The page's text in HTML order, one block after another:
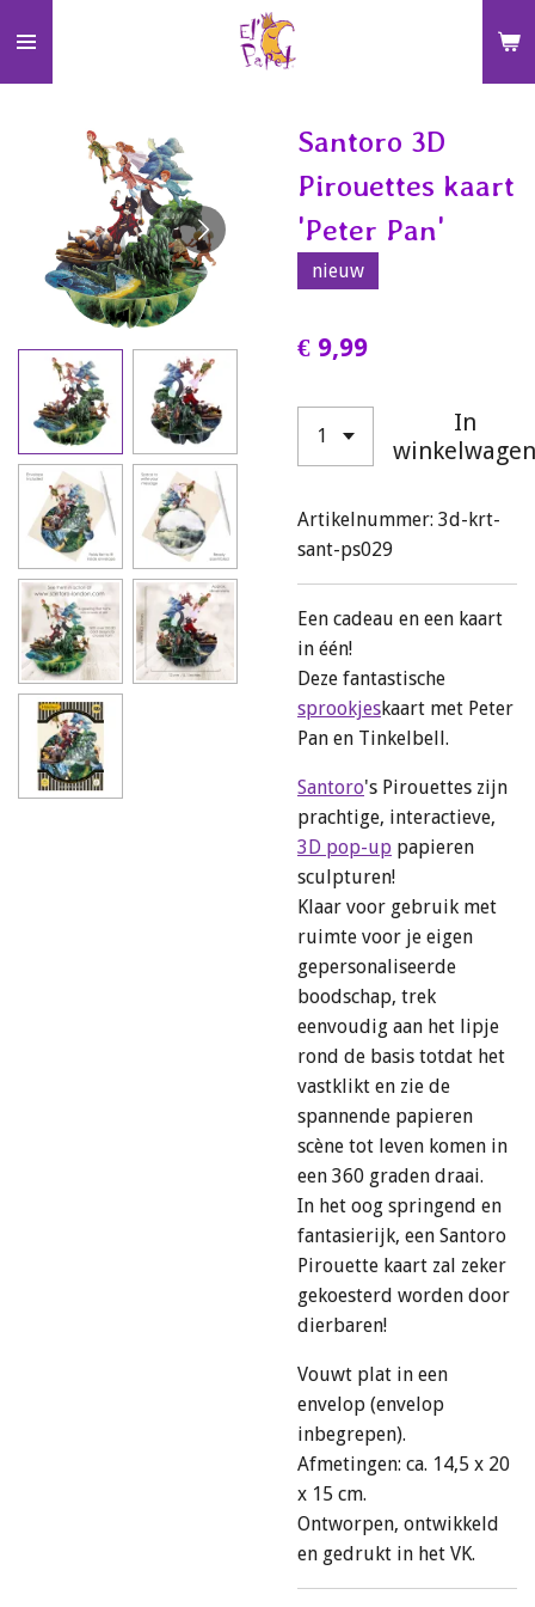
direct
naar
hoofdinhoud
Santoro 3D
Pirouettes kaart
'Peter Pan'
nieuw
€ 9,99
In
winkelwagen
Artikelnummer: 3d-krt-
sant-ps029
Een cadeau en een kaart
in één!
Deze fantastische
sprookjeskaart met Peter
Pan en Tinkelbell.
Santoro's Pirouettes zijn
prachtige, interactieve,
3D pop-up papieren
sculpturen!
Klaar voor gebruik met
ruimte voor je eigen
gepersonaliseerde
boodschap, trek
eenvoudig aan het lipje
rond de basis totdat het
vastklikt en zie de
spannende papieren
scène tot leven komen in
een 360 graden draai.
In het oog springend en
fantasierijk, een Santoro
Pirouette kaart zal zeker
gekoesterd worden door
dierbaren!
Vouwt plat in een
envelop (envelop
inbegrepen).
Afmetingen: ca. 14,5 x 20
x 15 cm.
Ontworpen, ontwikkeld
en gedrukt in het VK.